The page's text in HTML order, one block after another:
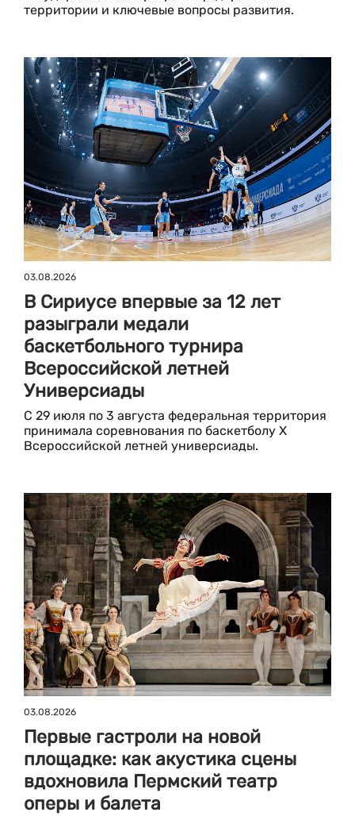
территории и ключевые вопросы развития.
03.08.2026
В Сириусе впервые за 12 лет
разыграли медали
баскетбольного турнира
Всероссийской летней
Универсиады
С 29 июля по 3 августа федеральная территория
принимала соревнования по баскетболу Х
Всероссийской летней универсиады.
03.08.2026
Первые гастроли на новой
площадке: как акустика сцены
вдохновила Пермский театр
оперы и балета